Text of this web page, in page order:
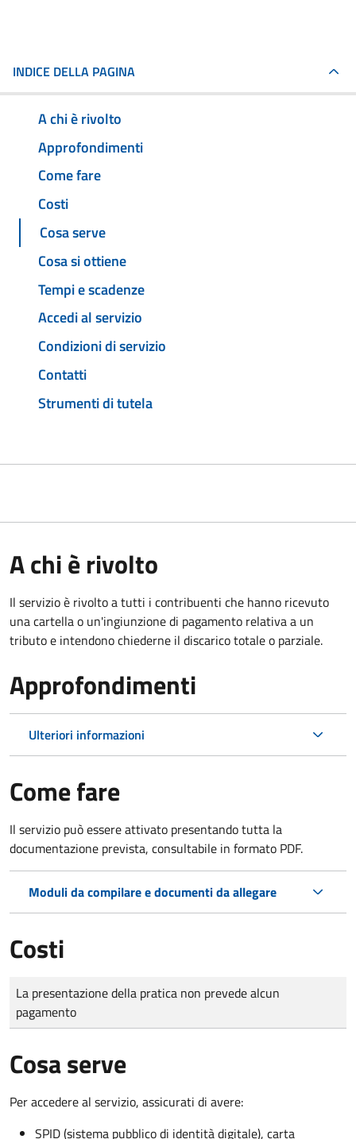
INDICE DELLA PAGINA
A chi è rivolto
Approfondimenti
Come fare
Costi
Cosa serve
Cosa si ottiene
Tempi e scadenze
Accedi al servizio
Condizioni di servizio
Contatti
Strumenti di tutela
A chi è rivolto
Il servizio è rivolto a tutti i contribuenti che hanno ricevuto
una cartella o un'ingiunzione di pagamento relativa a un
tributo e intendono chiederne il discarico totale o parziale.
Approfondimenti
Ulteriori informazioni
Come fare
Il servizio può essere attivato presentando tutta la
documentazione prevista, consultabile in formato PDF.
Moduli da compilare e documenti da allegare
Costi
Tipo di pagamento
Importo
La presentazione della pratica non prevede alcun
pagamento
Cosa serve
Per accedere al servizio, assicurati di avere:
SPID (sistema pubblico di identità digitale), carta